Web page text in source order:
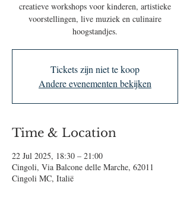
creatieve workshops voor kinderen, artistieke
voorstellingen, live muziek en culinaire
hoogstandjes.
Tickets zijn niet te koop
Andere evenementen bekijken
Time & Location
22 Jul 2025, 18:30 – 21:00
Cingoli, Via Balcone delle Marche, 62011
Cingoli MC, Italië